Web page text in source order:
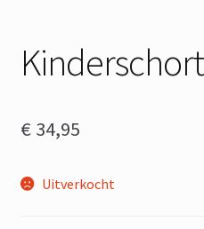
€ 34,95
Uitverkocht